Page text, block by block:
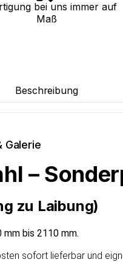
bei uns immer auf
Maß
Beschreibung
Galerie
–
zu Laibung)
bis 2110 mm.
sofort lieferbar und